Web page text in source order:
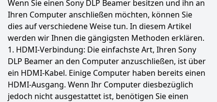
Wenn Sie einen Sony DLP Beamer besitzen und ihn an
Ihren Computer anschließen möchten, können Sie
dies auf verschiedene Weise tun. In diesem Artikel
werden wir Ihnen die gängigsten Methoden erklären.
1. HDMI-Verbindung: Die einfachste Art, Ihren Sony
DLP Beamer an den Computer anzuschließen, ist über
ein HDMI-Kabel. Einige Computer haben bereits einen
HDMI-Ausgang. Wenn Ihr Computer diesbezüglich
jedoch nicht ausgestattet ist, benötigen Sie einen